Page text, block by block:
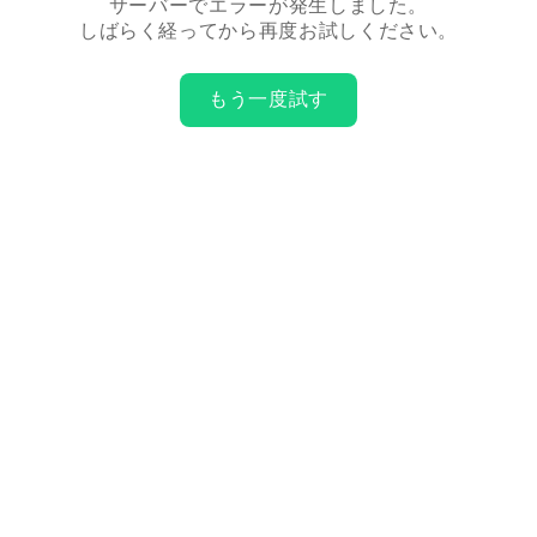
サーバーでエラーが発生しました。
しばらく経ってから再度お試しください。
もう一度試す